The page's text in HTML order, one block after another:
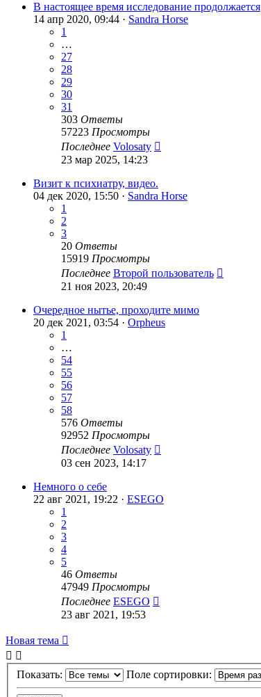
В настоящее время исследование продолжается
14 апр 2020, 09:44 · Sandra Horse
1
…
27
28
29
30
31
303 Ответы
57223 Просмотры
Последнее Volosaty
23 мар 2025, 14:23
Визит к психиатру, видео.
04 дек 2020, 15:50 · Sandra Horse
1
2
3
20 Ответы
15919 Просмотры
Последнее Второй пользователь
21 ноя 2023, 20:49
Очередное нытье, проходите мимо
20 дек 2021, 03:54 · Orpheus
1
…
54
55
56
57
58
576 Ответы
92952 Просмотры
Последнее Volosaty
03 сен 2023, 14:17
Немного о себе
22 авг 2021, 19:22 · ESEGO
1
2
3
4
5
46 Ответы
47949 Просмотры
Последнее ESEGO
23 авг 2021, 19:53
Новая тема
Показать: Поле сортировки: